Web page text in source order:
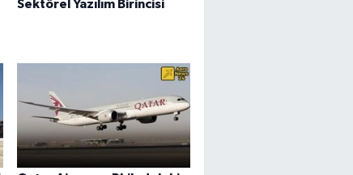
Sektörel Yazılım Birincisi